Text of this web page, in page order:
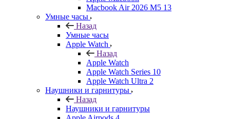
Macbook Air 2026 M5 13
Умные часы
Назад
Умные часы
Apple Watch
Назад
Apple Watch
Apple Watch Series 10
Apple Watch Ultra 2
Наушники и гарнитуры
Назад
Наушники и гарнитуры